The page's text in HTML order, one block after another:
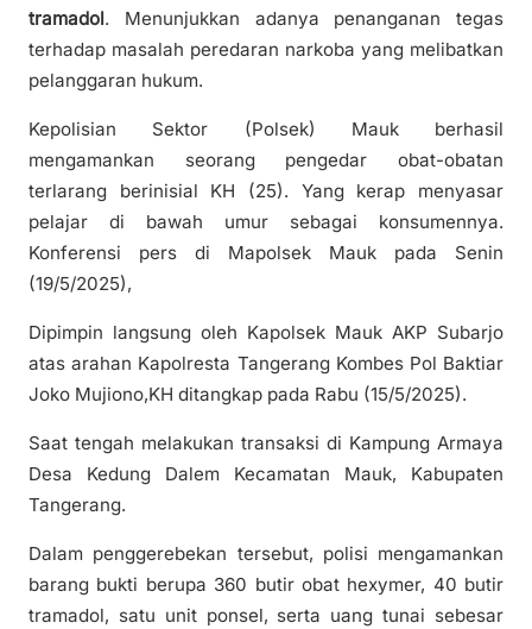
tramadol. Menunjukkan adanya penanganan tegas
terhadap masalah peredaran narkoba yang melibatkan
pelanggaran hukum.
Kepolisian Sektor (Polsek) Mauk berhasil
mengamankan seorang pengedar obat-obatan
terlarang berinisial KH (25). Yang kerap menyasar
pelajar di bawah umur sebagai konsumennya.
Konferensi pers di Mapolsek Mauk pada Senin
(19/5/2025),
Dipimpin langsung oleh Kapolsek Mauk AKP Subarjo
atas arahan Kapolresta Tangerang Kombes Pol Baktiar
Joko Mujiono,KH ditangkap pada Rabu (15/5/2025).
Saat tengah melakukan transaksi di Kampung Armaya
Desa Kedung Dalem Kecamatan Mauk, Kabupaten
Tangerang.
Dalam penggerebekan tersebut, polisi mengamankan
barang bukti berupa 360 butir obat hexymer, 40 butir
tramadol, satu unit ponsel, serta uang tunai sebesar